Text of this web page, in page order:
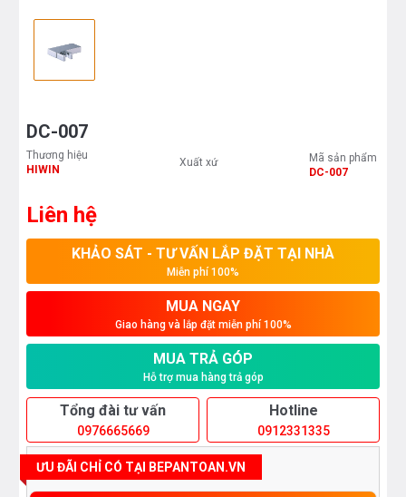
DC-007
Thương hiệu
HIWIN
Xuất xứ
Mã sản phẩm
DC-007
Liên hệ
KHẢO SÁT - TƯ VẤN LẮP ĐẶT TẠI NHÀ
Miễn phí 100%
MUA NGAY
Giao hàng và lắp đặt miễn phí 100%
MUA TRẢ GÓP
Hỗ trợ mua hàng trả góp
Tổng đài tư vấn
0976665669
Hotline
0912331335
ƯU ĐÃI CHỈ CÓ TẠI BEPANTOAN.VN